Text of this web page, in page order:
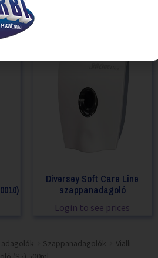
Diversey Soft Care Line
szappanadagoló
Login to see prices
Szappanadagolók
Vialli